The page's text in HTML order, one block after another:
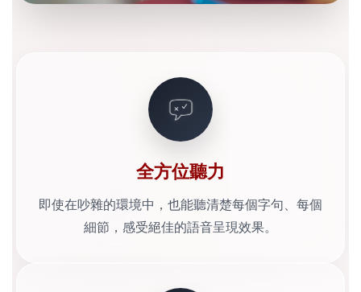
全方位聽力
即使在吵雜的環境中，也能聽清楚每個字句、每個
細節，感受絕佳的語音呈現效果。